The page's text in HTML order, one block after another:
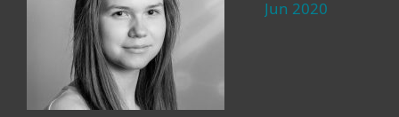
Jun 2020